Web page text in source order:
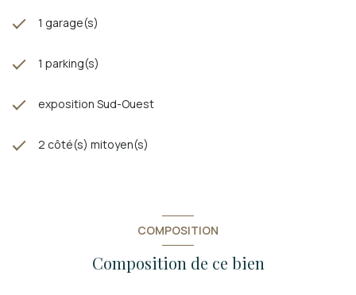
1 garage(s)
1 parking(s)
exposition Sud-Ouest
2 côté(s) mitoyen(s)
COMPOSITION
Composition de ce bien